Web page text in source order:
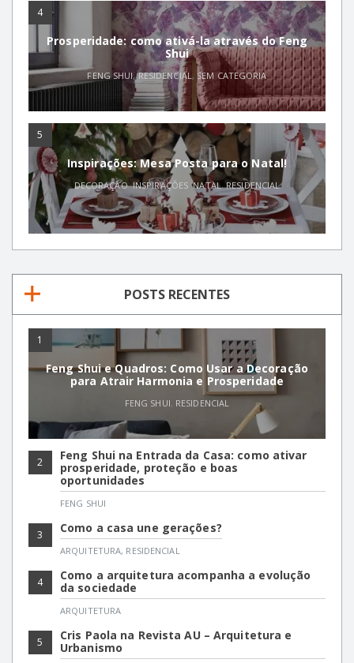
4
Prosperidade: como ativá-la através do Feng
Shui
FENG SHUI,RESIDENCIAL ,SEM CATEGORIA
5
Inspirações: Mesa Posta para o Natal!
DECORAÇÃO,INSPIRAÇÕES ,NATAL,RESIDENCIAL
POSTS RECENTES
1
Feng Shui e Quadros: Como Usar a Decoração
para Atrair Harmonia e Prosperidade
FENG SHUI, RESIDENCIAL
2
Feng Shui na Entrada da Casa: como ativar
prosperidade, proteção e boas
oportunidades
FENG SHUI
3 Como a casa une gerações?
ARQUITETURA, RESIDENCIAL
4
Como a arquitetura acompanha a evolução
da sociedade
ARQUITETURA
5
Cris Paola na Revista AU – Arquitetura e
Urbanismo